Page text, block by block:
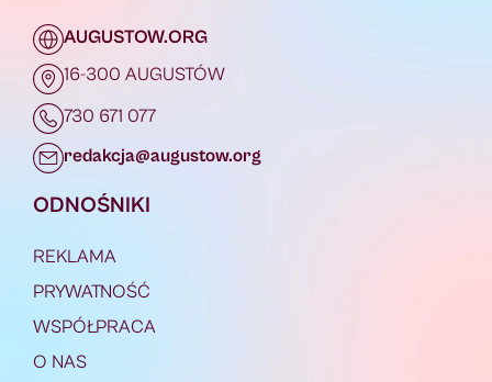
AUGUSTOW.ORG
16-300 AUGUSTÓW
730 671 077
redakcja@augustow.org
ODNOŚNIKI
REKLAMA
PRYWATNOŚĆ
WSPÓŁPRACA
O NAS